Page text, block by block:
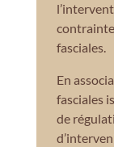
fasciales.
En
fasciales
de